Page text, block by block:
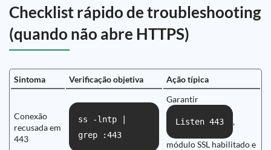
Checklist rápido de troubleshooting
(quando não abre HTTPS)
Sintoma Verificação objetiva Ação típica
Conexão
recusada em
443
ss -lntp |
grep :443
Garantir
Listen 443 ,
módulo SSL habilitado e